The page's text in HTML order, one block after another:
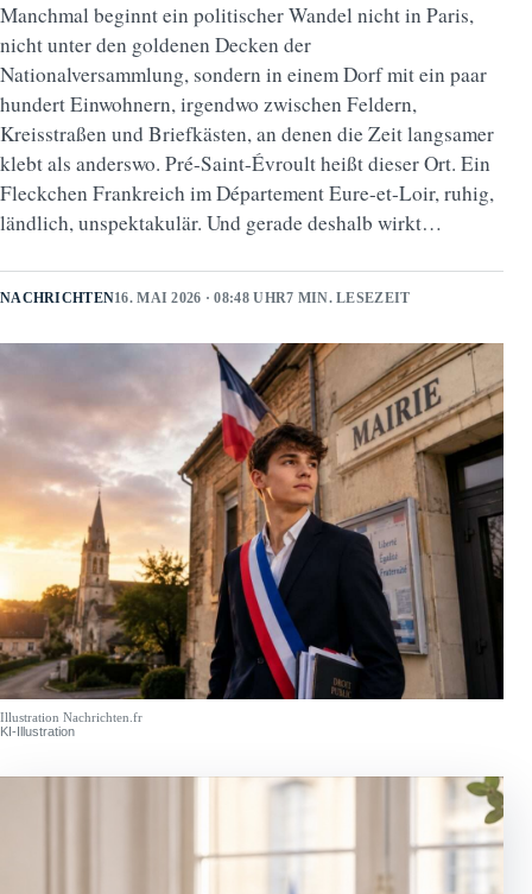
Manchmal beginnt ein politischer Wandel nicht in Paris,
nicht unter den goldenen Decken der
Nationalversammlung, sondern in einem Dorf mit ein paar
hundert Einwohnern, irgendwo zwischen Feldern,
Kreisstraßen und Briefkästen, an denen die Zeit langsamer
klebt als anderswo. Pré-Saint-Évroult heißt dieser Ort. Ein
Fleckchen Frankreich im Département Eure-et-Loir, ruhig,
ländlich, unspektakulär. Und gerade deshalb wirkt…
NACHRICHTEN16. MAI 2026 · 08:48 UHR7 MIN. LESEZEIT
Illustration Nachrichten.fr
KI-Illustration